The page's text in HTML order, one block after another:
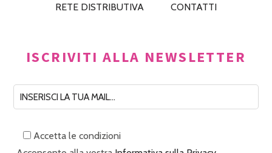
RETE DISTRIBUTIVA
CONTATTI
ISCRIVITI ALLA NEWSLETTER
Accetta le condizioni